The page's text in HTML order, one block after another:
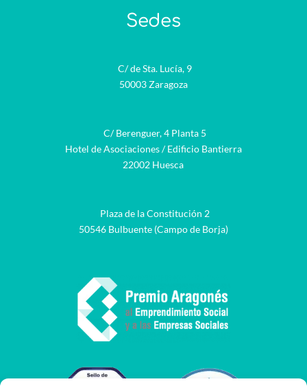
Sedes
C/ de Sta. Lucía, 9
50003 Zaragoza
C/ Berenguer, 4 Planta 5
Hotel de Asociaciones / Edificio Bantierra
22002 Huesca
Plaza de la Constitución 2
50546 Bulbuente (Campo de Borja)